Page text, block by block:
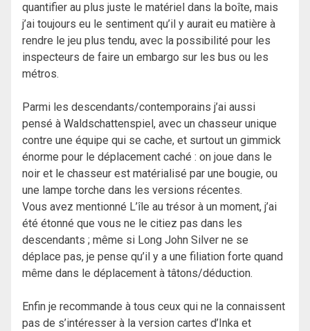
quantifier au plus juste le matériel dans la boîte, mais
j’ai toujours eu le sentiment qu’il y aurait eu matière à
rendre le jeu plus tendu, avec la possibilité pour les
inspecteurs de faire un embargo sur les bus ou les
métros.
Parmi les descendants/contemporains j’ai aussi
pensé à Waldschattenspiel, avec un chasseur unique
contre une équipe qui se cache, et surtout un gimmick
énorme pour le déplacement caché : on joue dans le
noir et le chasseur est matérialisé par une bougie, ou
une lampe torche dans les versions récentes.
Vous avez mentionné L’île au trésor à un moment, j’ai
été étonné que vous ne le citiez pas dans les
descendants ; même si Long John Silver ne se
déplace pas, je pense qu’il y a une filiation forte quand
même dans le déplacement à tâtons/déduction.
Enfin je recommande à tous ceux qui ne la connaissent
pas de s’intéresser à la version cartes d’Inka et